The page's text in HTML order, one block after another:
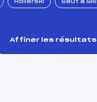
Rollerski Saut à Ski
Affiner les résultats